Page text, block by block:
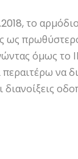
το
ως
όμως το
να
διανοίξεις